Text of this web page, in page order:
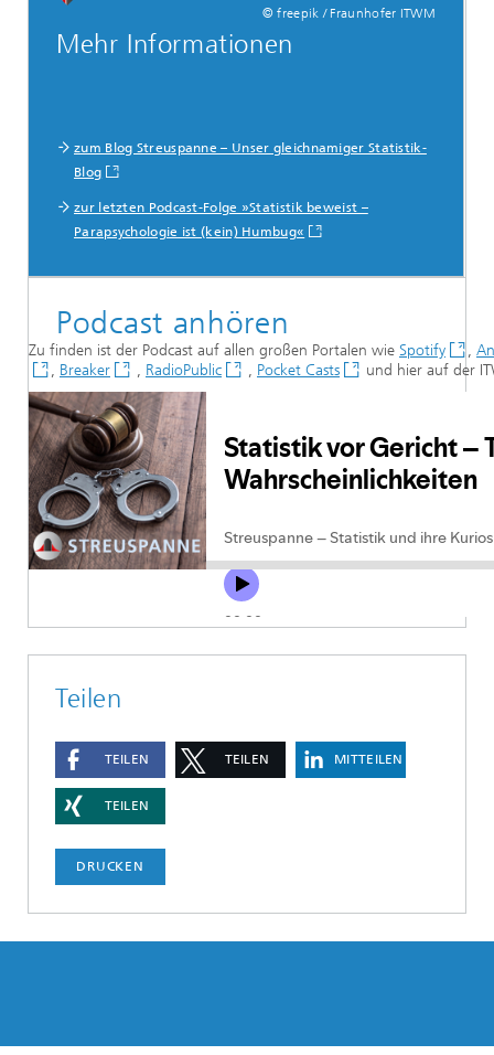
© freepik / Fraunhofer ITWM
Mehr Informationen
zum Blog Streuspanne – Unser gleichnamiger Statistik-
Blog
zur letzten Podcast-Folge »Statistik beweist –
Parapsychologie ist (kein) Humbug«
Podcast anhören
Zu finden ist der Podcast auf allen großen Portalen wie Spotify ,
, Breaker , RadioPublic , Pocket Casts und hier auf der
Teilen
TEILEN TEILEN MITTEILEN
TEILEN
DRUCKEN